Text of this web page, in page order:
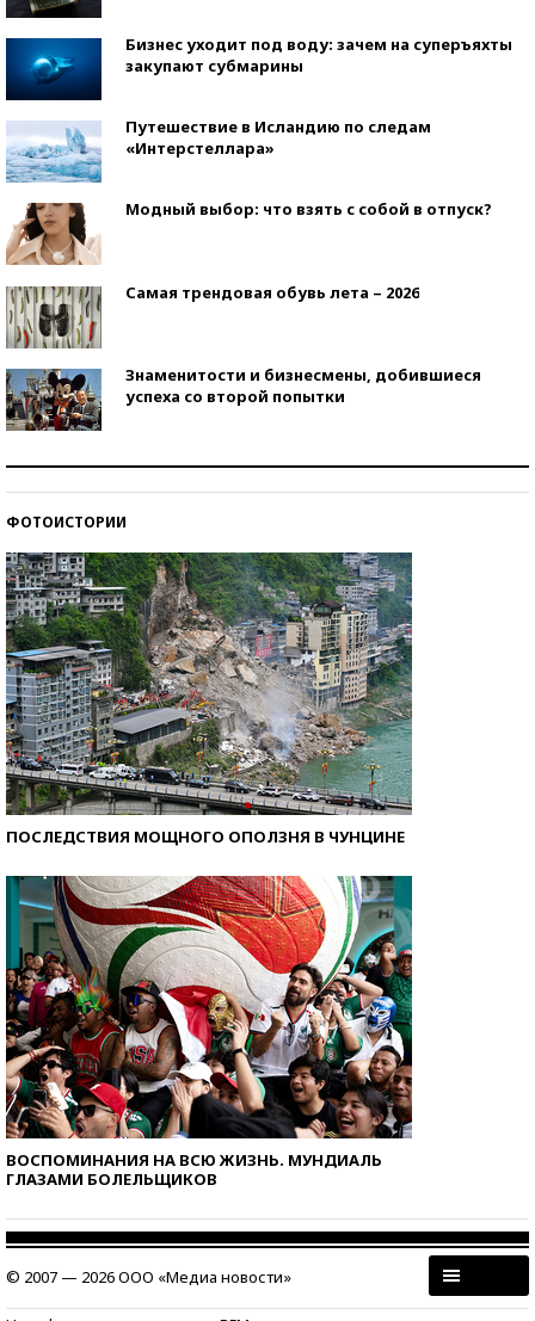
Бизнес уходит под воду: зачем на суперъяхты
закупают субмарины
Путешествие в Исландию по следам
«Интерстеллара»
Модный выбор: что взять с собой в отпуск?
Самая трендовая обувь лета – 2026
Знаменитости и бизнесмены, добившиеся
успеха со второй попытки
ФОТОИСТОРИИ
ПОСЛЕДСТВИЯ МОЩНОГО ОПОЛЗНЯ В ЧУНЦИНЕ
ВОСПОМИНАНИЯ НА ВСЮ ЖИЗНЬ. МУНДИАЛЬ
ГЛАЗАМИ БОЛЕЛЬЩИКОВ
© 2007 — 2026 ООО «Медиа новости»